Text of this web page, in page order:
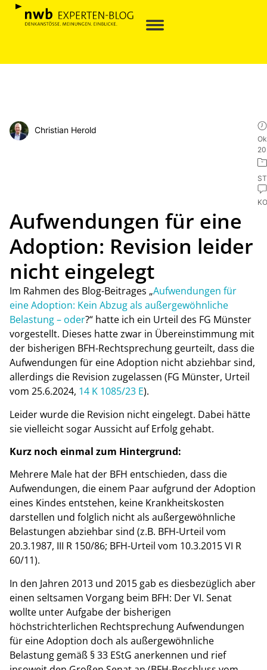
Christian Herold
Aufwendungen für eine
Adoption: Revision leider
nicht eingelegt
Im Rahmen des Blog-Beitrages „Aufwendungen für
eine Adoption: Kein Abzug als außergewöhnliche
Belastung – oder?“ hatte ich ein Urteil des FG Münster
vorgestellt. Dieses hatte zwar in Übereinstimmung mit
der bisherigen BFH-Rechtsprechung geurteilt, dass die
Aufwendungen für eine Adoption nicht abziehbar sind,
allerdings die Revision zugelassen (FG Münster, Urteil
vom 25.6.2024, 14 K 1085/23 E).
Leider wurde die Revision nicht eingelegt. Dabei hätte
sie vielleicht sogar Aussicht auf Erfolg gehabt.
Kurz noch einmal zum Hintergrund:
Mehrere Male hat der BFH entschieden, dass die
Aufwendungen, die einem Paar aufgrund der Adoption
eines Kindes entstehen, keine Krankheitskosten
darstellen und folglich nicht als außergewöhnliche
Belastungen abziehbar sind (z.B. BFH-Urteil vom
20.3.1987, III R 150/86; BFH-Urteil vom 10.3.2015 VI R
60/11).
In den Jahren 2013 und 2015 gab es diesbezüglich aber
einen seltsamen Vorgang beim BFH: Der VI. Senat
wollte unter Aufgabe der bisherigen
höchstrichterlichen Rechtsprechung Aufwendungen
für eine Adoption doch als außergewöhnliche
Belastung gemäß § 33 EStG anerkennen und rief